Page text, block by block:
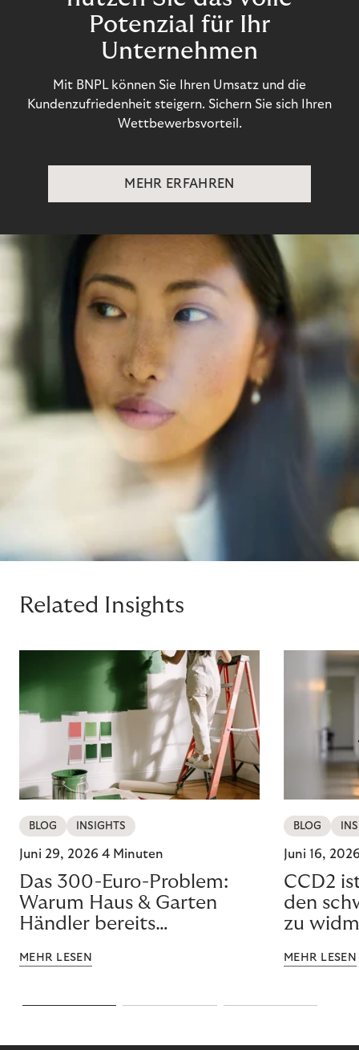
Potenzial für Ihr
Unternehmen
Mit BNPL können Sie Ihren Umsatz und die
Kundenzufriedenheit steigern. Sichern Sie sich Ihren
Wettbewerbsvorteil.
MEHR ERFAHREN
Related Insights
BLOG INSIGHTS
Juni 29, 2026 4 Minuten
Das 300-Euro-Problem:
Warum Haus & Garten
Händler bereits
verlieren
MEHR LESEN
BLOG
Juni 16,
CCD2
den
zu
MEHR LESEN